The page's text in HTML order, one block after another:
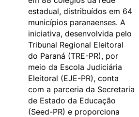
estadual, distribuídos em 64
municípios paranaenses. A
iniciativa, desenvolvida pelo
Tribunal Regional Eleitoral
do Paraná (TRE-PR), por
meio da Escola Judiciária
Eleitoral (EJE-PR), conta
com a parceria da Secretaria
de Estado da Educação
(Seed-PR) e proporciona